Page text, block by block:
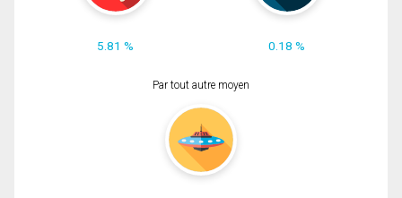
5.81 % 0.18 %
Par tout autre moyen